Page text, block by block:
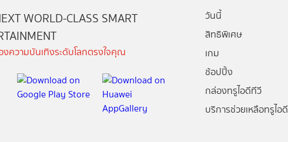
WORLD-CLASS SMART
ความบันเทิงระดับโลกตรงใจคุณ
วันนี้
สิทธิพิเศษ
เกม
ช้อปปิ้ง
กล่องทรูไอดีทีวี
บริการช่วยเหลือทรูไอดี